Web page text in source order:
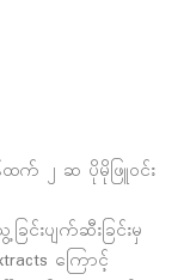
ထက် ၂ ဆ ပိုမိုဖြူဝင်း
းပျက်ဆီးခြင်းမှ
ကြောင့်